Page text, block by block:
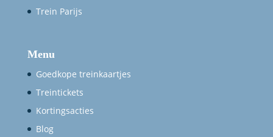
Trein Parijs
Menu
Goedkope treinkaartjes
Treintickets
Kortingsacties
Blog